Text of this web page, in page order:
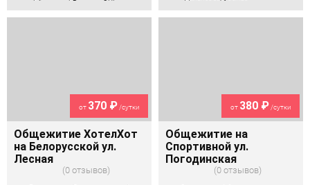
от 370 ₽/сутки
Общежитие ХотелХот
на Белорусской ул.
Лесная
0 отзывов
от 380 ₽/сутки
Общежитие на
Спортивной ул.
Погодинская
0 отзывов